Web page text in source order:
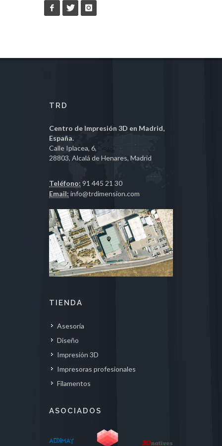
TRD
Centro de Impresión 3D en Madrid,
España.
Calle Iplacea, 6,
28803, Alcalá de Henares, Madrid
Teléfono: 91 445 21 30
Email: info@trdimension.com
TIENDA
Asesoría
Diseño
Impresión 3D
Impresoras profesionales
Filamentos
ASOCIADOS